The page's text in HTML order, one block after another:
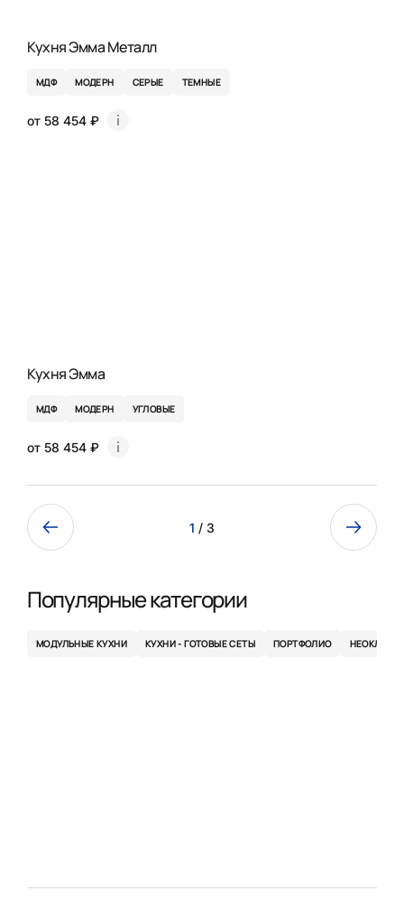
Кухня Эмма Металл
МДФ МОДЕРН СЕРЫЕ ТЕМНЫЕ
от 58 454 ₽
Кухня Эмма
МДФ МОДЕРН УГЛОВЫЕ
от 58 454 ₽
1 / 3
Популярные категории
МОДУЛЬНЫЕ КУХНИ КУХНИ - ГОТОВЫЕ СЕТЫ ПОРТФОЛИО